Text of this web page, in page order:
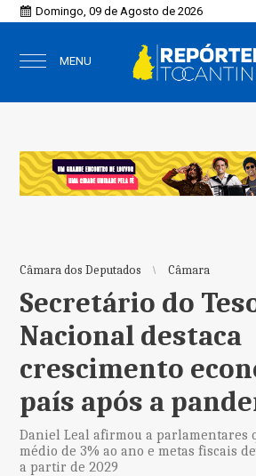
Domingo, 09 de Agosto de 2026
MENU
Câmara dos Deputados Câmara
Secretário do
Nacional destaca
crescimento
país após a
Daniel Leal afirmou a parlamentares
médio de 3% ao ano e metas fiscais
a partir de 2029